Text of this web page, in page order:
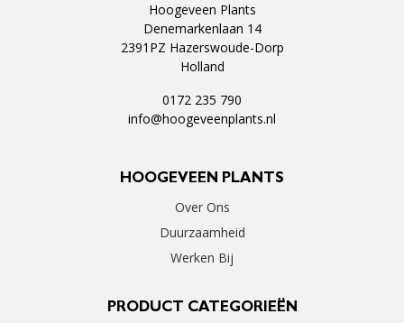
Hoogeveen Plants
Denemarkenlaan 14
2391PZ Hazerswoude-Dorp
Holland
0172 235 790
info@hoogeveenplants.nl
HOOGEVEEN PLANTS
Over Ons
Duurzaamheid
Werken Bij
PRODUCT CATEGORIEËN